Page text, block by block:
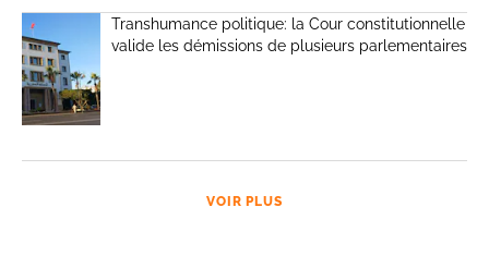
Transhumance politique: la Cour constitutionnelle
valide les démissions de plusieurs parlementaires
VOIR PLUS